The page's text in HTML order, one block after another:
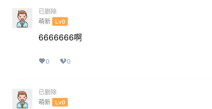
已删除
萌新 Lv0
6666666啊
0 0
已删除
萌新 Lv0